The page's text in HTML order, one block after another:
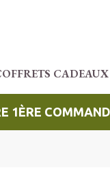
CADEAUX
1ÈRE